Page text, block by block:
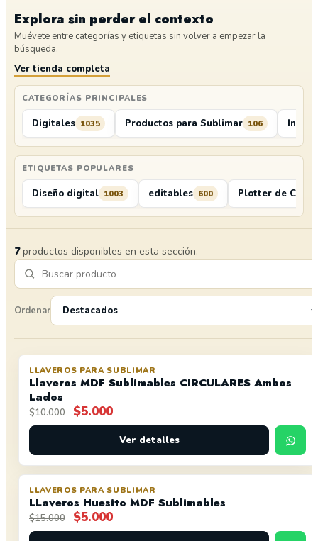
Explora sin perder el contexto
Muévete entre categorías y etiquetas sin volver a empezar la
búsqueda.
Ver tienda completa
CATEGORÍAS PRINCIPALES
Digitales 1035 Productos para Sublimar 106
ETIQUETAS POPULARES
Diseño digital 1003 editables 600 Plotter de Corte
7productos disponibles en esta sección.
Ordenar
OFERTA
LLAVEROS PARA SUBLIMAR
Llaveros MDF Sublimables CIRCULARES Ambos
Lados
$10.000
El
precio
original
era:
$10.000.
$5.000El
precio
actual
es:
$5.000.
Ver detalles
OFERTA
LLAVEROS PARA SUBLIMAR
LLaveros Huesito MDF Sublimables
$15.000
El
precio
$5.000El
precio